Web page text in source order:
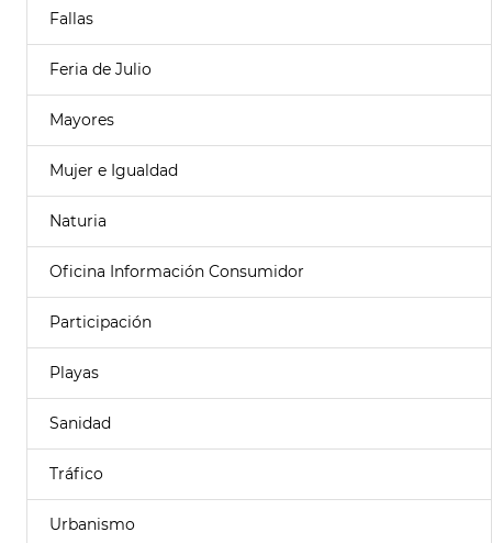
Fallas
Feria de Julio
Mayores
Mujer e Igualdad
Naturia
Oficina Información Consumidor
Participación
Playas
Sanidad
Tráfico
Urbanismo